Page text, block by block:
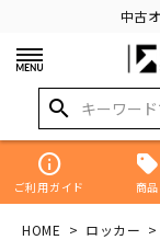
中古
search
info
ご利用ガイド 商品
HOME ロッカー